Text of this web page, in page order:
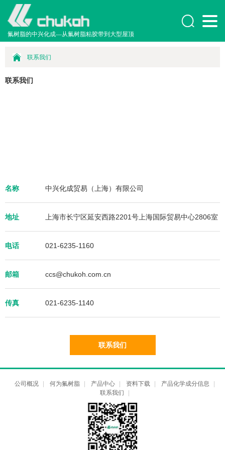
氟树脂的中兴化成—从氟树脂粘胶带到大型屋顶

联系我们
联系我们
名称 中兴化成贸易（上海）有限公司
地址 上海市长宁区延安西路2201号上海国际贸易中心2806室
电话 021-6235-1160
邮箱 ccs@chukoh.com.cn
传真 021-6235-1140
联系我们
公司概况 何为氟树脂 产品中心 资料下载 产品化学成分信息
联系我们